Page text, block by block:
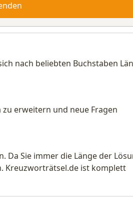
nach beliebten Buchstaben
erweitern und neue Fragen
Da Sie immer die Länge der
Kreuzworträtsel.de ist komplett